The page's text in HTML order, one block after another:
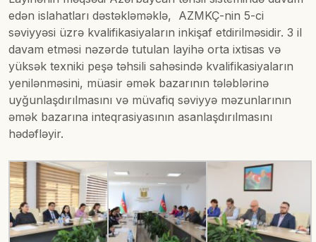
edən islahatları dəstəkləməklə, AZMKÇ-nin 5-ci
səviyyəsi üzrə kvalifikasiyaların inkişaf etdirilməsidir. 3 il
davam etməsi nəzərdə tutulan layihə orta ixtisas və
yüksək texniki peşə təhsili sahəsində kvalifikasiyaların
yenilənməsini, müasir əmək bazarının tələblərinə
uyğunlaşdırılmasını və müvafiq səviyyə məzunlarının
əmək bazarına inteqrasiyasının asanlaşdırılmasını
hədəfləyir.